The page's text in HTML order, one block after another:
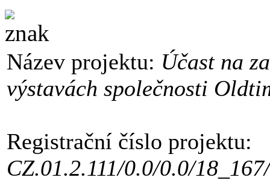
Název projektu: Účast na
výstavách společnosti
Registrační číslo projektu:
CZ.01.2.111/0.0/0.0/